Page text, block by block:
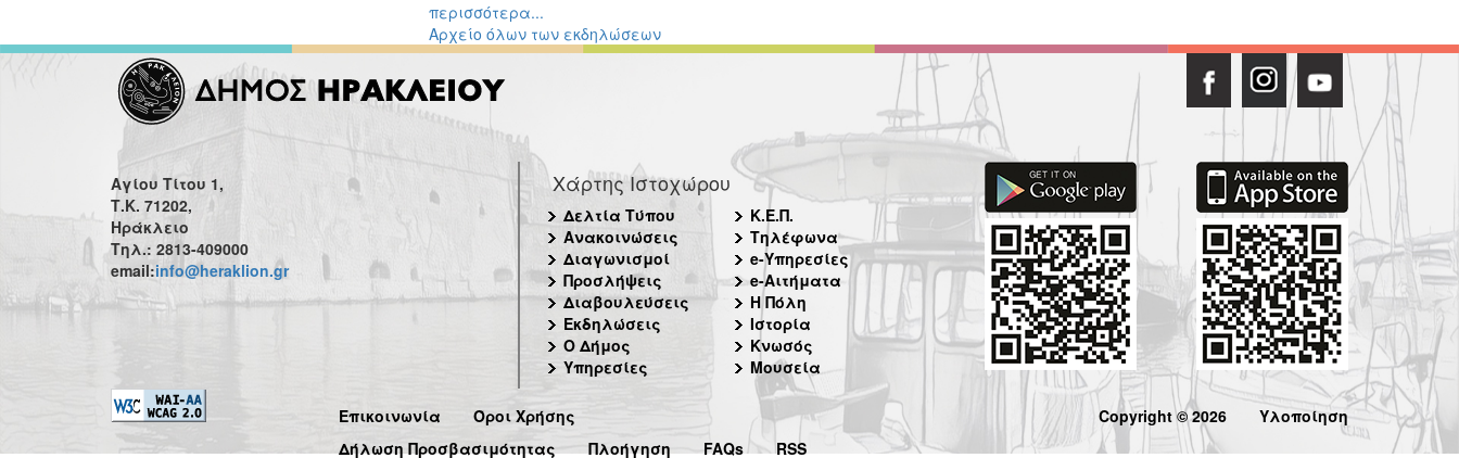
περισσότερα...
Αρχείο όλων των εκδηλώσεων
Αγίου Τίτου 1,
Τ.Κ. 71202,
Ηράκλειο
Τηλ.: 2813-409000
email:info@heraklion.gr
Χάρτης Ιστοχώρου
Δελτία Τύπου
Ανακοινώσεις
Διαγωνισμοί
Προσλήψεις
Διαβουλεύσεις
Εκδηλώσεις
Ο Δήμος
Υπηρεσίες
Κ.Ε.Π.
Τηλέφωνα
e-Υπηρεσίες
e-Αιτήματα
Η Πόλη
Ιστορία
Κνωσός
Μουσεία
Επικοινωνία
Όροι Χρήσης
Δήλωση Προσβασιμότητας
Πλοήγηση FAQs RSS
Copyright © 2026 Υλοποίηση